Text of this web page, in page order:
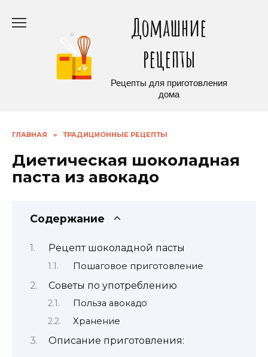
Домашние
рецепты
Рецепты для приготовления
дома
ГЛАВНАЯ » ТРАДИЦИОННЫЕ РЕЦЕПТЫ
Диетическая шоколадная
паста из авокадо
Содержание
Рецепт шоколадной пасты
Пошаговое приготовление
Советы по употреблению
Польза авокадо
Хранение
Описание приготовления: